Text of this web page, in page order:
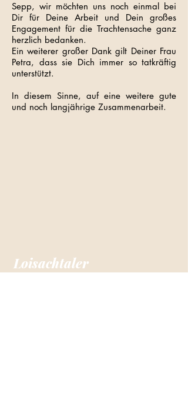
Sepp, wir möchten uns noch einmal bei
Dir für Deine Arbeit und Dein großes
Engagement für die Trachtensache ganz
herzlich bedanken.
Ein weiterer großer Dank gilt Deiner Frau
Petra, dass sie Dich immer so tatkräftig
unterstützt.
In diesem Sinne, auf eine weitere gute
und noch langjährige Zusammenarbeit.
Loisachtaler
Gauverband